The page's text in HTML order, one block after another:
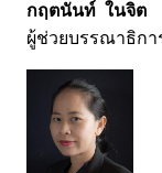
กฤตนันท์ ในจิต
ผู้ช่วยบรรณาธิก